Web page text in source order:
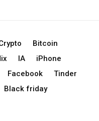
Bitcoin
IA
iPhone
Facebook
Tinder
Black friday